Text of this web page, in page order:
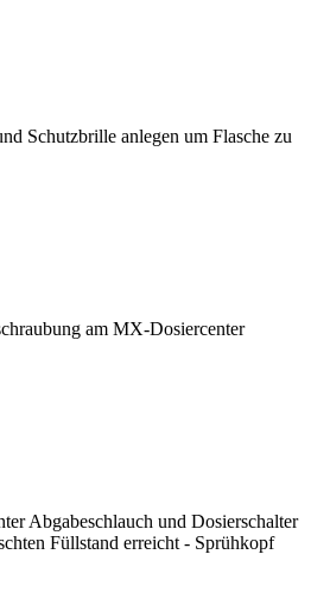
Schutzbrille anlegen um Flasche zu
am MX-Dosiercenter
Abgabeschlauch und Dosierschalter
Füllstand erreicht - Sprühkopf